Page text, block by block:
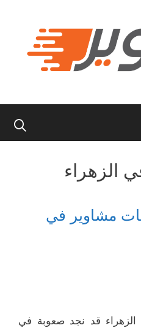
الزهراء
مشاوير في
قد نجد صعوبة في